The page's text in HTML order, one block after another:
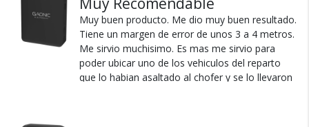
Muy buen producto. Me dio muy buen resultado.
Tiene un margen de error de unos 3 a 4 metros.
Me sirvio muchisimo. Es mas me sirvio para
poder ubicar uno de los vehiculos del reparto
que lo habian asaltado al chofer y se lo llevaron
Cambios y Devoluciones